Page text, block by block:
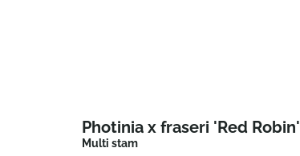
Photinia x fraseri 'Red Robin'
Multi stam